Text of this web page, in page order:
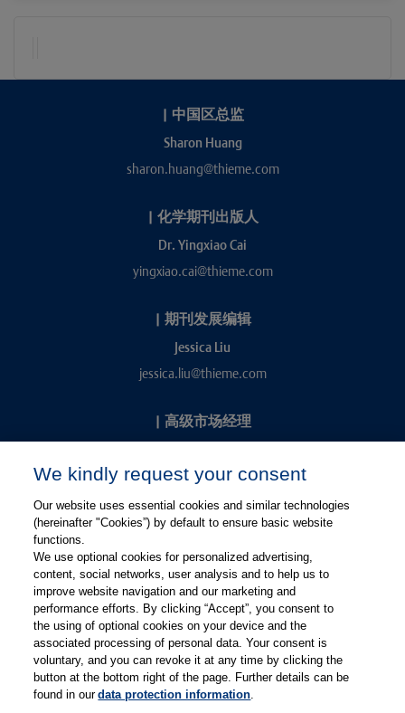
| 中国区总监
Sharon Huang
sharon.huang@thieme.com
| 化学期刊出版人
Dr. Yingxiao Cai
yingxiao.cai@thieme.com
| 期刊发展编辑
Jessica Liu
jessica.liu@thieme.com
| 高级市场经理
kevin.chang@thieme.com
关注微博
关注微信
有关Thieme图书翻译及版权业务，请联系：rights@thieme.de
We kindly request your consent
Our website uses essential cookies and similar technologies
(hereinafter "Cookies”) by default to ensure basic website
functions.
We use optional cookies for personalized advertising,
content, social networks, user analysis and to help us to
improve website navigation and our marketing and
performance efforts. By clicking “Accept”, you consent to
the using of optional cookies on your device and the
associated processing of personal data. Your consent is
voluntary, and you can revoke it at any time by clicking the
button at the bottom right of the page. Further details can be
found in ourdata protection information.